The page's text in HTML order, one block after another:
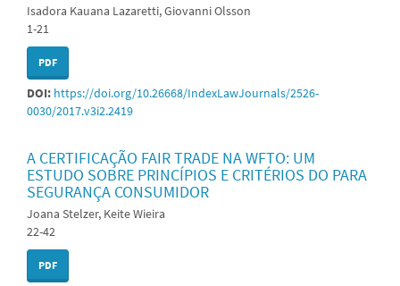
Isadora Kauana Lazaretti, Giovanni Olsson
1-21
PDF
DOI: https://doi.org/10.26668/IndexLawJournals/2526-
0030/2017.v3i2.2419
A CERTIFICAÇÃO FAIR TRADE NA WFTO: UM
ESTUDO SOBRE PRINCÍPIOS E CRITÉRIOS DO PARA
SEGURANÇA CONSUMIDOR
Joana Stelzer, Keite Wieira
22-42
PDF